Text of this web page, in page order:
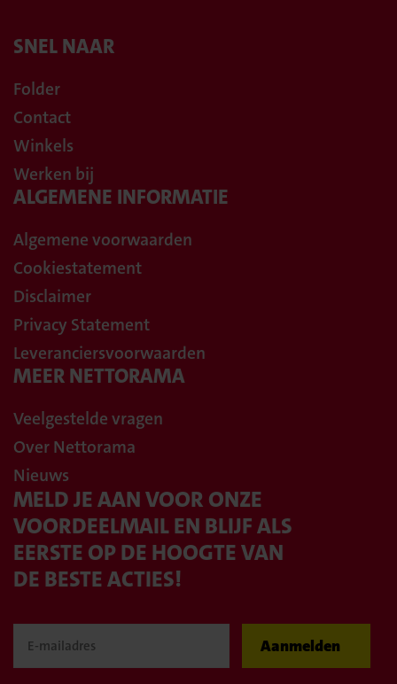
SNEL NAAR
Folder
Contact
Winkels
Werken bij
ALGEMENE INFORMATIE
Algemene voorwaarden
Cookiestatement
Disclaimer
Privacy Statement
Leveranciersvoorwaarden
MEER NETTORAMA
Veelgestelde vragen
Over Nettorama
Nieuws
MELD JE AAN VOOR ONZE
VOORDEELMAIL EN BLIJF ALS
EERSTE OP DE HOOGTE VAN
DE BESTE ACTIES!
Aanmelden